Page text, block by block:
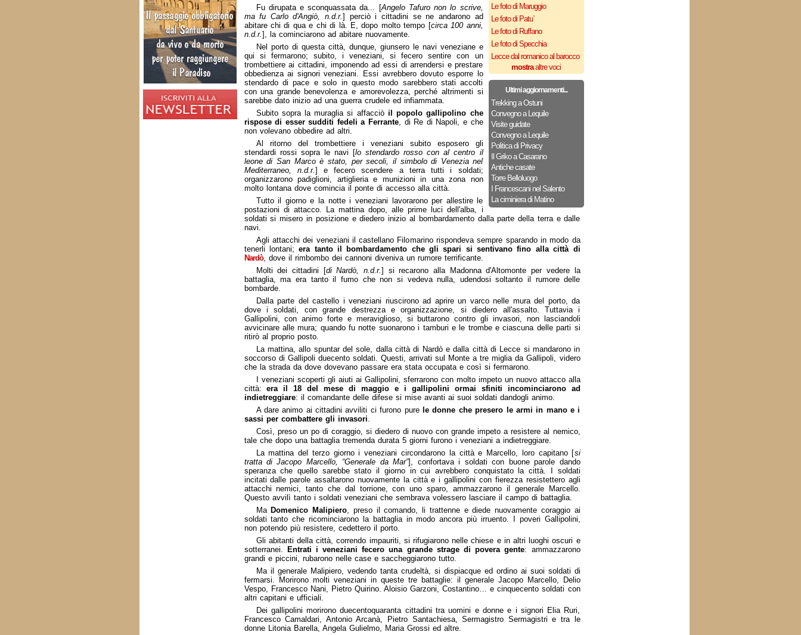
Le foto di Maruggio
Le foto di Patu`
Le foto di Ruffano
Le foto di Specchia
Lecce dal romanico al barocco
mostraaltre voci
Ultimi aggiornamenti...
Trekking a Ostuni
Convegno a Lequile
Visite guidate
Convegno a Lequile
Politica di Privacy
Il Griko a Casarano
Antiche casate
Torre Belloluogo
I Francescani nel Salento
La ciminiera di Matino
Fu dirupata e sconquassata da... [Angelo Tafuro non lo scrive,
ma fu Carlo d'Angiò, n.d.r.] perciò i cittadini se ne andarono ad
abitare chi di qua e chi di là. E, dopo molto tempo [circa 100 anni,
n.d.r.], la cominciarono ad abitare nuovamente.
Nel porto di questa città, dunque, giunsero le navi veneziane e
qui si fermarono; subito, i veneziani, si fecero sentire con un
trombettiere ai cittadini, imponendo ad essi di arrendersi e prestare
obbedienza ai signori veneziani. Essi avrebbero dovuto esporre lo
stendardo di pace e solo in questo modo sarebbero stati accolti
con una grande benevolenza e amorevolezza, perché altrimenti si
sarebbe dato inizio ad una guerra crudele ed infiammata.
Subito sopra la muraglia si affacciò il popolo gallipolino che
rispose di esser sudditi fedeli a Ferrante, di Re di Napoli, e che
non volevano obbedire ad altri.
Al ritorno del trombettiere i veneziani subito esposero gli
stendardi rossi sopra le navi [lo stendardo rosso con al centro il
leone di San Marco è stato, per secoli, il simbolo di Venezia nel
Mediterraneo, n.d.r.] e fecero scendere a terra tutti i soldati;
organizzarono padiglioni, artiglieria e munizioni in una zona non
molto lontana dove comincia il ponte di accesso alla città.
Tutto il giorno e la notte i veneziani lavorarono per allestire le
postazioni di attacco. La mattina dopo, alle prime luci dell'alba, i
soldati si misero in posizione e diedero inizio al bombardamento dalla parte della terra e dalle
navi.
Agli attacchi dei veneziani il castellano Filomarino rispondeva sempre sparando in modo da
tenerli lontani;era tanto il bombardamento che gli spari si sentivano fino alla città di
Nardò, dove il rimbombo dei cannoni diveniva un rumore terrificante.
Molti dei cittadini [di Nardò, n.d.r.] si recarono alla Madonna d'Altomonte per vedere la
battaglia, ma era tanto il fumo che non si vedeva nulla, udendosi soltanto il rumore delle
bombarde.
Dalla parte del castello i veneziani riuscirono ad aprire un varco nelle mura del porto, da
dove i soldati, con grande destrezza e organizzazione, si diedero all'assalto. Tuttavia i
Gallipolini, con animo forte e meraviglioso, si buttarono contro gli invasori, non lasciandoli
avvicinare alle mura; quando fu notte suonarono i tamburi e le trombe e ciascuna delle parti si
ritirò al proprio posto.
La mattina, allo spuntar del sole, dalla città di Nardò e dalla città di Lecce si mandarono in
soccorso di Gallipoli duecento soldati. Questi, arrivati sul Monte a tre miglia da Gallipoli, videro
che la strada da dove dovevano passare era stata occupata e così si fermarono.
I veneziani scoperti gli aiuti ai Gallipolini, sferrarono con molto impeto un nuovo attacco alla
città:era il 18 del mese di maggio e i gallipolini ormai sfiniti incominciarono ad
indietreggiare: il comandante delle difese si mise avanti ai suoi soldati dandogli animo.
A dare animo ai cittadini avviliti ci furono pure le donne che presero le armi in mano e i
sassi per combattere gli invasori.
Così, preso un po di coraggio, si diedero di nuovo con grande impeto a resistere al nemico,
tale che dopo una battaglia tremenda durata 5 giorni furono i veneziani a indietreggiare.
La mattina del terzo giorno i veneziani circondarono la città e Marcello, loro capitano [si
tratta di Jacopo Marcello, “Generale da Mar”], confortava i soldati con buone parole dando
speranza che quello sarebbe stato il giorno in cui avrebbero conquistato la città. I soldati
incitati dalle parole assaltarono nuovamente la città e i gallipolini con fierezza resistettero agli
attacchi nemici, tanto che dal torrione, con uno sparo, ammazzarono il generale Marcello.
Questo avvilì tanto i soldati veneziani che sembrava volessero lasciare il campo di battaglia.
Ma Domenico Malipiero, preso il comando, li trattenne e diede nuovamente coraggio ai
soldati tanto che ricominciarono la battaglia in modo ancora più irruento. I poveri Gallipolini,
non potendo più resistere, cedettero il porto.
Gli abitanti della città, correndo impauriti, si rifugiarono nelle chiese e in altri luoghi oscuri e
sotterranei.
Entrati i veneziani fecero una grande strage di povera gente: ammazzarono
grandi e piccini, rubarono nelle case e saccheggiarono tutto.
Ma il generale Malipiero, vedendo tanta crudeltà, si dispiacque ed ordino ai suoi soldati di
fermarsi. Morirono molti veneziani in queste tre battaglie: il generale Jacopo Marcello, Delio
Vespo, Francesco Nani, Pietro Quirino. Aloisio Garzoni, Costantino… e cinquecento soldati con
altri capitani e ufficiali.
Dei gallipolini morirono duecentoquaranta cittadini tra uomini e donne e i signori Elia Ruri,
Francesco Camaldari, Antonio Arcanà, Pietro Santachiesa, Sermagistro Sermagistri e tra le
donne Litonia Barella, Angela Gulielmo, Maria Grossi ed altre.